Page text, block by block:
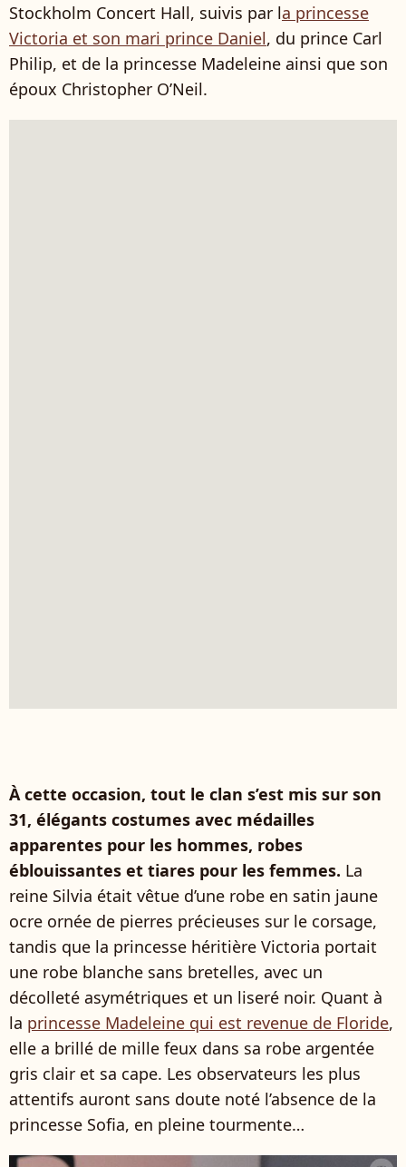
Stockholm Concert Hall, suivis par la princesse
Victoria et son mari prince Daniel, du prince Carl
Philip, et de la princesse Madeleine ainsi que son
époux Christopher O’Neil.
À cette occasion, tout le clan s’est mis sur son
31, élégants costumes avec médailles
apparentes pour les hommes, robes
éblouissantes et tiares pour les femmes. La
reine Silvia était vêtue d’une robe en satin jaune
ocre ornée de pierres précieuses sur le corsage,
tandis que la princesse héritière Victoria portait
une robe blanche sans bretelles, avec un
décolleté asymétriques et un liseré noir. Quant à
la princesse Madeleine qui est revenue de Floride,
elle a brillé de mille feux dans sa robe argentée
gris clair et sa cape. Les observateurs les plus
attentifs auront sans doute noté l’absence de la
princesse Sofia, en pleine tourmente…